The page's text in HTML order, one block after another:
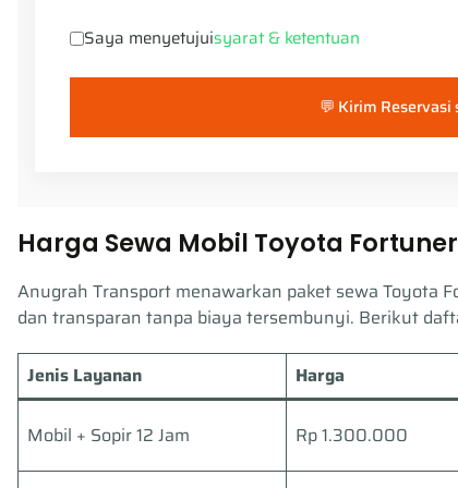
Saya menyetujuisyarat & ketentuan
💬 Kirim Reservasi
Harga Sewa Mobil Toyota
Anugrah Transport menawarkan paket sewa Toyota
dan transparan tanpa biaya tersembunyi. Berikut
Jenis Layanan Harga
Mobil + Sopir 12 Jam Rp 1.300.000